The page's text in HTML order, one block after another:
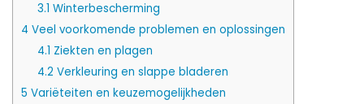
3.1 Winterbescherming
4 Veel voorkomende problemen en oplossingen
4.1 Ziekten en plagen
4.2 Verkleuring en slappe bladeren
5 Variëteiten en keuzemogelijkheden